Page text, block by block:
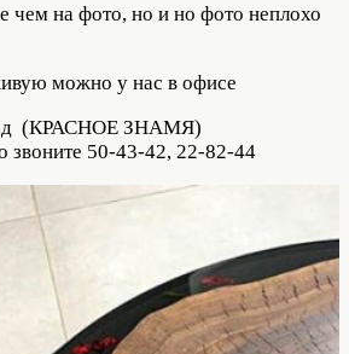
чем на фото, но и но фото неплохо
можно у нас в офисе
(КРАСНОЕ ЗНАМЯ)
звоните 50-43-42, 22-82-44